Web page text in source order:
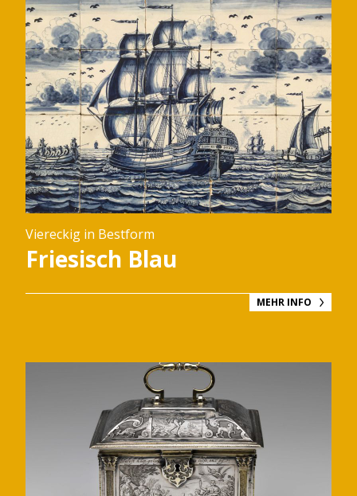
Viereckig in Bestform
Friesisch Blau
MEHR INFO